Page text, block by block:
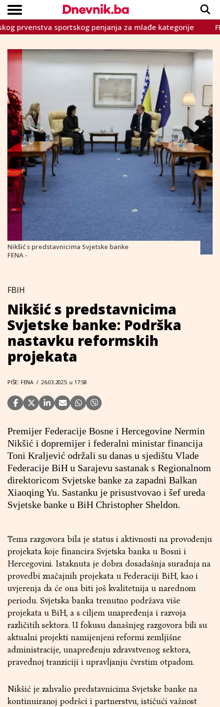
VIJESTI
SPORT
INTERVIEW
TEME
CRNA KRONIKA
LIFESTYLE
Copyright © Dnevnik.ba 2023.
sportskog penjanja za mlađe kategorije FIS i
Nikšić s predstavnicima Svjetske banke
FENA -
FBIH
Nikšić s predstavnicima
Svjetske banke: Podrška
nastavku reformskih
projekata
PIŠE: FENA / 26.03.2025. u 17:58
Premijer Federacije Bosne i Hercegovine Nermin
Nikšić i dopremijer i federalni ministar financija
Toni Kraljević održali su danas u sjedištu Vlade
Federacije BiH u Sarajevu sastanak s Regionalnom
direktoricom Svjetske banke za zapadni Balkan
Xiaoqing Yu. Sastanku je prisustvovao i šef ureda
Svjetske banke u BiH Christopher Sheldon.
Tema razgovora bila je status i aktivnosti na provođenju
projekata koje financira Svjetska banka u Bosni i
Hercegovini. Istaknuta je dobra dosadašnja suradnja na
provedbi značajnih projekata u Federaciji BiH, kao i
uvjerenja da će ona biti još kvalitetnija u narednom
periodu. Svjetska banka trenutno podržava više
projekata u BiH, a s ciljem unapređenja i razvoja
različitih sektora. U fokusu današnjeg razgovora bili su
aktualni projekti namijenjeni reformi zemljišne
administracije, unapređenju zdravstvenog sektora,
pravednoj tranziciji i upravljanju čvrstim otpadom.
Nikšić je zahvalio predstavnicima Svjetske banke na
kontinuiranoj podršci i partnerstvu, ističući važnost